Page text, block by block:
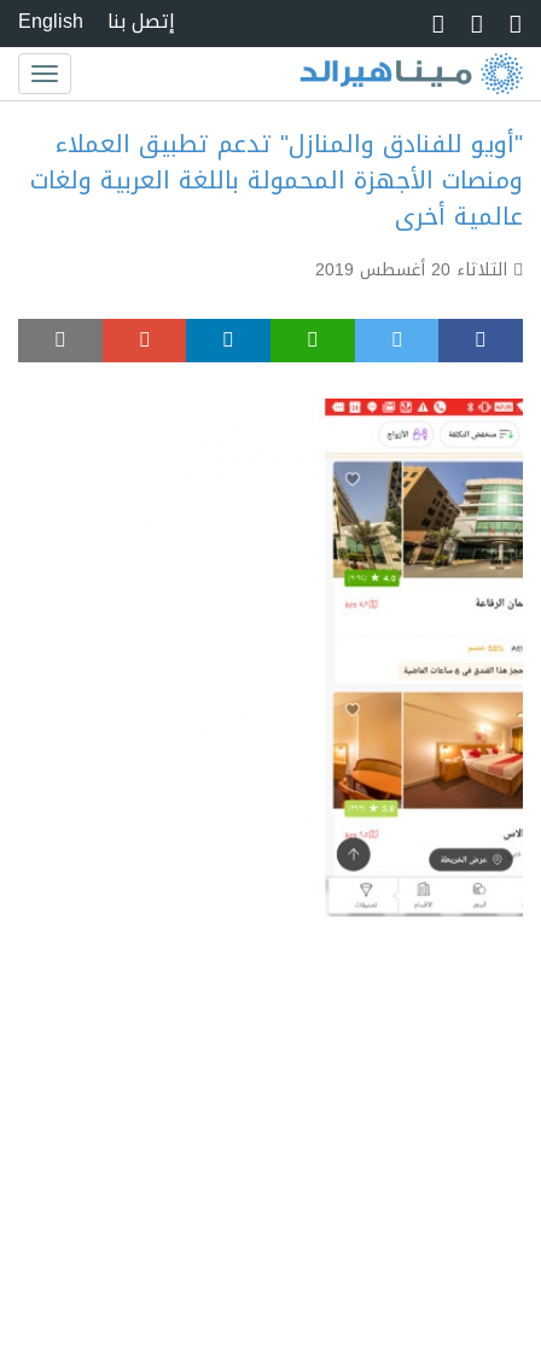
Skip to main
English
إتصل بنا
Toggle
"أويو للفنادق والمنازل" تدعم تطبيق العملاء
ومنصات الأجهزة المحمولة باللغة العربية ولغات
عالمية أخرى
الثلاثاء 20 أغسطس 2019